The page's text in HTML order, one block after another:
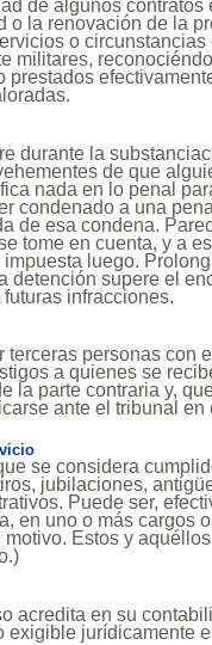
de algunos contratos
o la renovación de la
o
militares,
prestados
durante la
de que
nada en lo penal
condenado a una
de esa condena.
tome en cuenta, y a
luego.
detención supere el
infracciones.
terceras personas con
a quienes se
la parte contraria y,
ante el tribunal
se considera
jubilaciones,
Puede ser,
en uno o más cargos
Estos y
acredita en su
exigible jurídicamente